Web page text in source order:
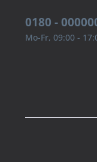
0180 -
Mo-Fr, 09:00 -